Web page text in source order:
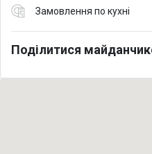
Замовлення по кухні
Поділитися